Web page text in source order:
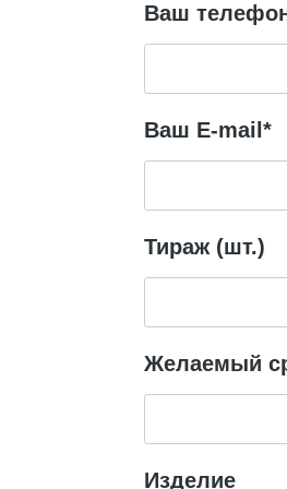
Ваш
Ваш E-mail*
Тираж (шт.)
Желаемый
Изделие